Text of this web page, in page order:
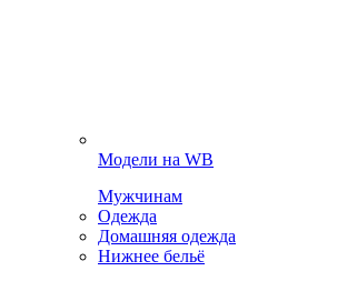
Модели на WB
Мужчинам
Одежда
Домашняя одежда
Нижнее бельё